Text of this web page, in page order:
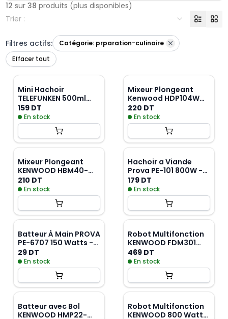
12 sur 38 produits (plus disponibles)
Trier :
Filtres actifs: Catégorie: prparation-culinaire
Effacer tout
Mini Hachoir
TELEFUNKEN 500ml
400W - Noir
159 DT
En stock
Mixeur Plongeant
Kenwood HDP104WG
600W - Blanc
220 DT
En stock
Mixeur Plongeant
KENWOOD HBM40-
002WH 850W - Blanc
210 DT
En stock
Hachoir a Viande
Prova PE-101 800W -
Noir
179 DT
En stock
Batteur À Main PROVA
PE-6707 150 Watts -
Rouge
29 DT
En stock
Robot Multifonction
KENWOOD FDM301
800W - Inox
469 DT
En stock
Batteur avec Bol
KENWOOD HMP22-
Robot Multifonction
KENWOOD 800 Watts